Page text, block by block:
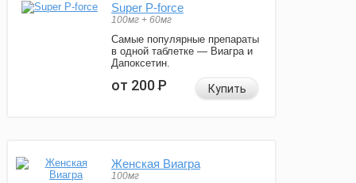
Super P-force
100мг + 60мг
Самые популярные препараты
в одной таблетке — Виагра и
Дапоксетин.
от 200Р Купить
Женская Виагра
100мг